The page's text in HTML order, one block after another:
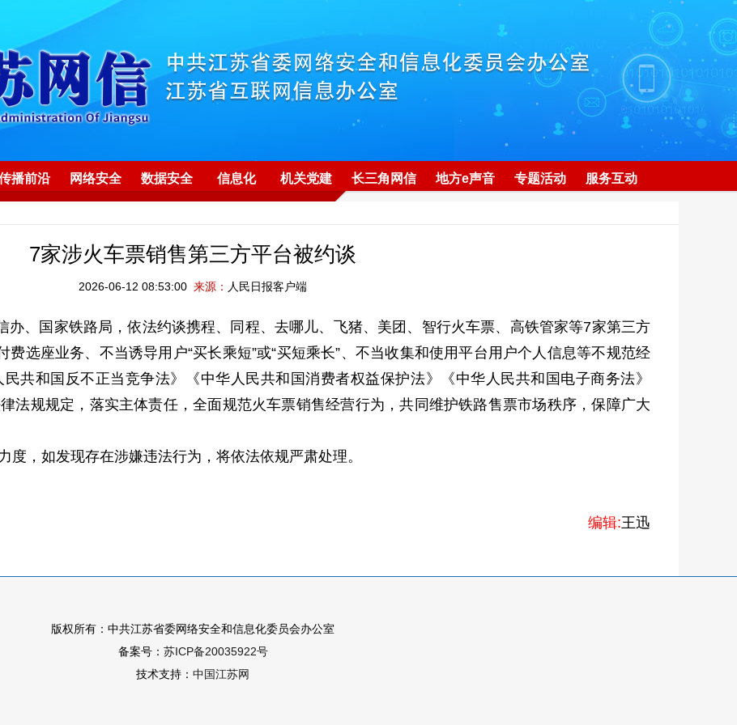
播前沿 网络安全 数据安全 信息化 机关党建 长三角网信 地方e声音 专题活动 服务互动
7家涉火车票销售第三方平台被约谈
2026-06-12 08:53:00 来源： 人民日报客户端
、国家铁路局，依法约谈携程、同程、去哪儿、飞猪、美团、智行火车票、高铁管家等7家第三方
费选座业务、不当诱导用户“买长乘短”或“买短乘长”、不当收集和使用平台用户个人信息等不规范经
共和国反不正当竞争法》《中华人民共和国消费者权益保护法》《中华人民共和国电子商务法》
法规规定，落实主体责任，全面规范火车票销售经营行为，共同维护铁路售票市场秩序，保障广大
，如发现存在涉嫌违法行为，将依法依规严肃处理。
编辑:王迅
版权所有：中共江苏省委网络安全和信息化委员会办公室
备案号： 苏ICP备20035922号
技术支持： 中国江苏网